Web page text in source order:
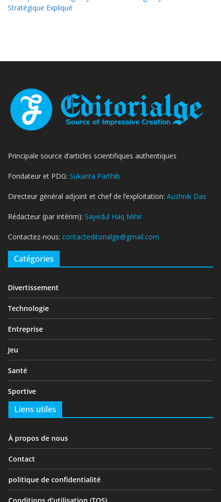
Stratégique Expliqué
Principale source d’articles scientifiques authentiques
Fondateur et PDG: Sukanta Parthib
Directeur général adjoint et chef de l’exploitation: Aushnik Das
Rédacteur (par intérim): Sayedul Haq Mihir
Contactez-nous: contacteditorialge@gmail.com
Catégories
Divertissement
Technologie
Entreprise
Jeu
Santé
Sportive
Liens utiles
À propos de nous
Contact
politique de confidentialité